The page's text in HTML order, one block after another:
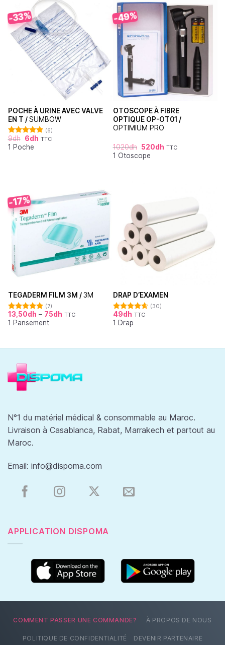
-33%
POCHE À URINE AVEC VALVE
EN T /SUMBOW
Note 5.00
sur 5
(6)
9dh 6dh TTC
1 Poche
-49%
OTOSCOPE À FIBRE
OPTIQUE OP-OT01 /
OPTIMIUM PRO
1020dh 520dh TTC
1 Otoscope
-17%
TEGADERM FILM 3M /3M
Note5.00
sur 5
(7)
13,50dh – 75dh TTC
1 Pansement
DRAP D’EXAMEN
Note4.62
sur 5
(30)
49dh TTC
1 Drap
N°1 du matériel médical & consommable au Maroc.
Livraison à Casablanca, Rabat, Marrakech et partout au
Maroc.
Email: info@dispoma.com
APPLICATION DISPOMA
COMMENT PASSER UNE COMMANDE? À PROPOS DE NOUS
POLITIQUE DE CONFIDENTIALITÉ DEVENIR PARTENAIRE